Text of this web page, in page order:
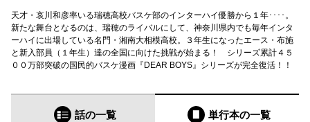
天才・哀川和彦率いる瑞穂高校バスケ部のインターハイ優勝から１年････。
新たな舞台となるのは、瑞穂のライバルにして、神奈川県内でも毎年インタ
ーハイに出場している名門・湘南大相模高校。３年生になったエース・布施
と新入部員（１年生）達の全国に向けた挑戦が始まる！ シリーズ累計４５
００万部突破の国民的バスケ漫画『DEAR BOYS』シリーズが完全復活！！
話の一覧 単行本の一覧